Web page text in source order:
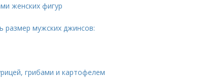
женских фигур
размер мужских джинсов:
грибами и картофелем